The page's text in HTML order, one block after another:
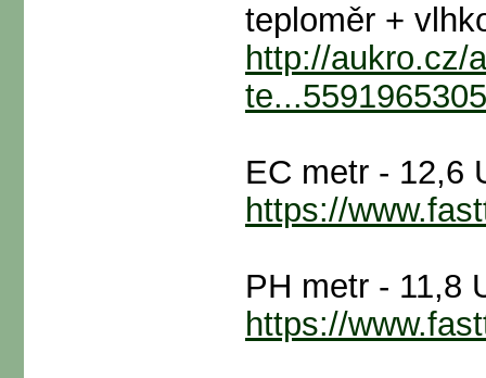
teploměr +
http://aukro.cz/
EC metr - 12,6
https://
PH metr - 11,8
https://